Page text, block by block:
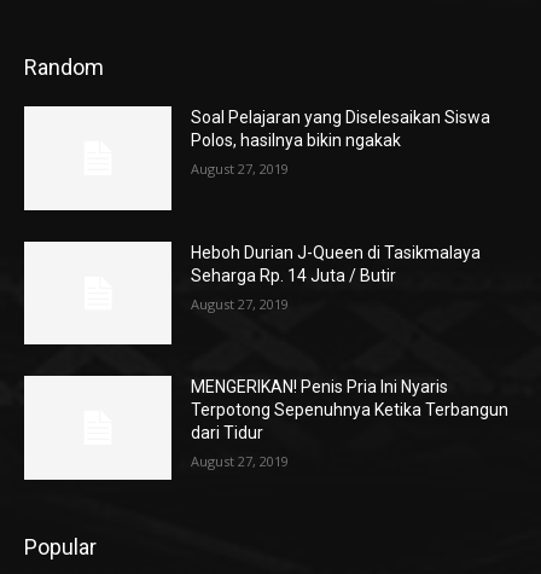
Random
Soal Pelajaran yang Diselesaikan Siswa
Polos, hasilnya bikin ngakak
August 27, 2019
Heboh Durian J-Queen di Tasikmalaya
Seharga Rp. 14 Juta / Butir
August 27, 2019
MENGERIKAN! Penis Pria Ini Nyaris
Terpotong Sepenuhnya Ketika Terbangun
dari Tidur
August 27, 2019
Popular